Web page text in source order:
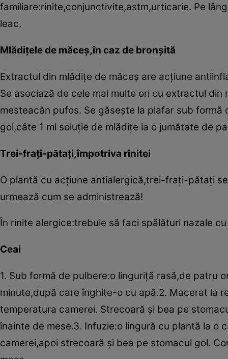
familiare:rinite,conjunctivite,astm,urticarie. Pe
leac.
Mlădiţele de măceş,în caz de bronşită
Extractul din mlădiţe de măceş are acţiune
Se asociază de cele mai multe ori cu extractul
mesteacăn pufos. Se găseşte la plafar sub
gol,câte 1 ml soluţie de mlădiţe la o jumătate de
Trei-fraţi-pătaţi,împotriva rinitei
O plantă cu acţiune antialergică,trei-fraţi-pătaţi
urmează cum se administrează!
În rinite alergice:trebuie să faci spălături nazale
Ceai
1. Sub formă de pulbere:o linguriţă rasă,de patru
minute,după care înghite-o cu apă.2. Macerat la
temperatura camerei. Strecoară şi bea pe
înainte de mese.3. Infuzie:o lingură cu plantă la o
camerei,apoi strecoară şi bea pe stomacul gol.